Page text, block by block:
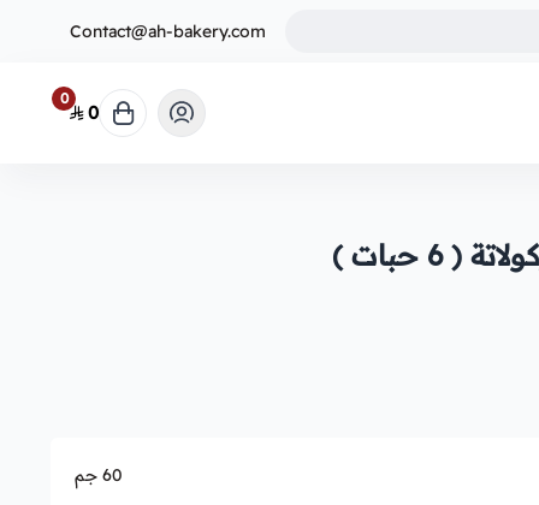
Contact@ah-bakery.com
0
0
6 حبات )
60 جم